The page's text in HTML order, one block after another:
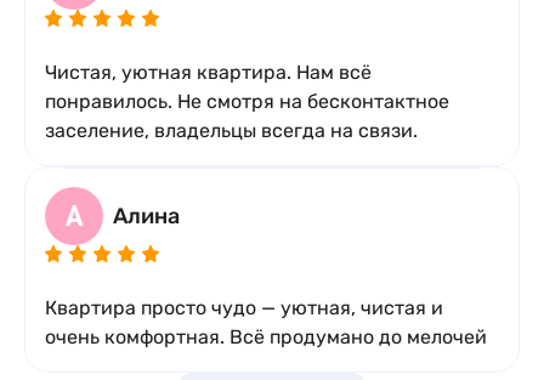
Чистая, уютная квартира. Нам всё
понравилось. Не смотря на бесконтактное
заселение, владельцы всегда на связи.
А Алина
Квартира просто чудо — уютная, чистая и
очень комфортная. Всё продумано до мелочей